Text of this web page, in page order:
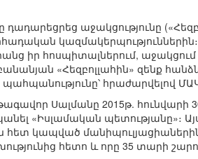
դադարեցրեց աջակցությունը
իր հոսպիտալներում, աջակցում
«Հեզբոլլահին» զենք
հրաժարվելով
Սալմանը 2015թ.
«Իսլամական պետությանը»։
հետ կապված
հետո և որը 35 տարի